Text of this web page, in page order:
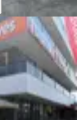
Avm De
İş Yeri